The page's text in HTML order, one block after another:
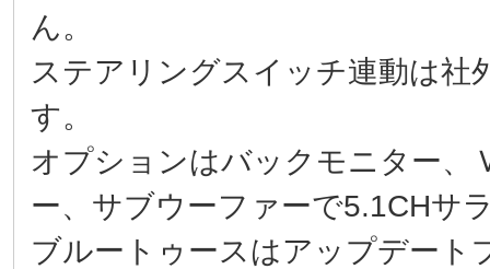
ん。
ステアリングスイッチ連動は社
す。
オプションはバックモニター、
ー、サブウーファーで5.1CHサ
ブルートゥースはアップデート